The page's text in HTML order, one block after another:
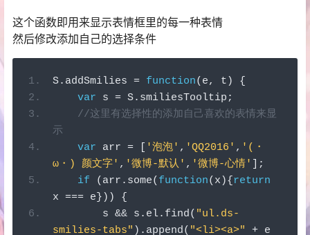
这个函数即用来显示表情框里的每一种表情
然后修改添加自己的选择条件
S. addSmilies = function( e, t )
{
var s = S. smiliesTooltip ;
//这里有选择性的添加自己喜欢的表情来显
示
var arr = '泡泡' , 'QQ2016' , '(・
ω・) 颜文字' , '微博-默认' , '微博-心情'
];
if
( arr . some( function( x ){ return
x === e }))
{
        s
&& s . el. find( "ul.ds-
smilies-tabs" ). append( "<li><a>" +